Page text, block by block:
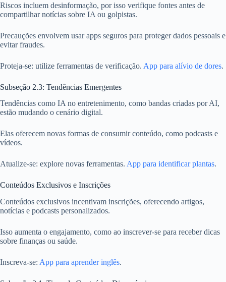
Riscos incluem desinformação, por isso verifique fontes antes de
compartilhar notícias sobre IA ou golpistas.
Precauções envolvem usar apps seguros para proteger dados pessoais e
evitar fraudes.
Proteja-se: utilize ferramentas de verificação. App para alívio de dores.
Subseção 2.3: Tendências Emergentes
Tendências como IA no entretenimento, como bandas criadas por AI,
estão mudando o cenário digital.
Elas oferecem novas formas de consumir conteúdo, como podcasts e
vídeos.
Atualize-se: explore novas ferramentas. App para identificar plantas.
Conteúdos Exclusivos e Inscrições
Conteúdos exclusivos incentivam inscrições, oferecendo artigos,
notícias e podcasts personalizados.
Isso aumenta o engajamento, como ao inscrever-se para receber dicas
sobre finanças ou saúde.
Inscreva-se: App para aprender inglês.